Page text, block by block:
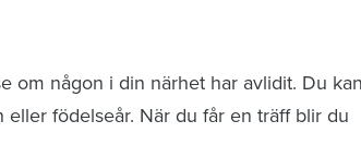
om någon i din närhet har avlidit. Du
födelseår. När du får en träff blir du